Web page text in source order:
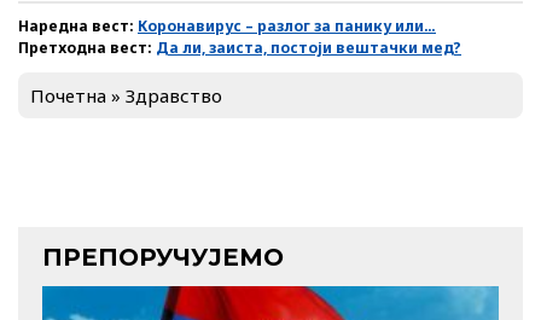
Наредна вест: Коронавирус – разлог за панику или…
Претходна вест: Да ли, заиста, постоји вештачки мед?
Почетна » Здравство
ПРЕПОРУЧУЈЕМО